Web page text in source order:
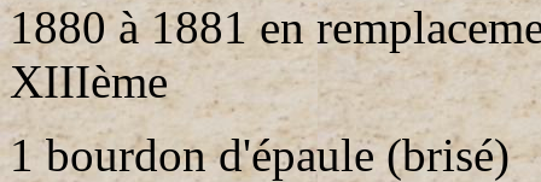
1880 à 1881 en
XIIIème
1 bourdon d'épaule (brisé)